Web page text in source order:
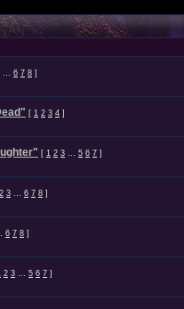
… 6 7 8 ]
[ 1 2 3 4 ]
[ 1 2 3 … 5 6 7 ]
2 3 … 6 7 8 ]
6 7 8 ]
2 3 … 5 6 7 ]